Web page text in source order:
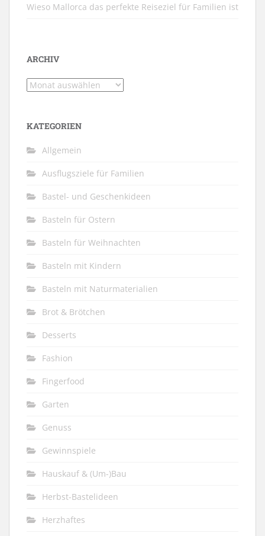
Wieso Mallorca das perfekte Reiseziel für Familien ist
ARCHIV
Archiv
KATEGORIEN
Allgemein
Ausflugsziele für Familien
Bastel- und Geschenkideen
Basteln für Ostern
Basteln für Weihnachten
Basteln mit Kindern
Basteln mit Naturmaterialien
Brot & Brötchen
Desserts
Fashion
Fingerfood
Garten
Genuss
Gewinnspiele
Hauskauf & (Um-)Bau
Herbst-Bastelideen
Herzhaftes